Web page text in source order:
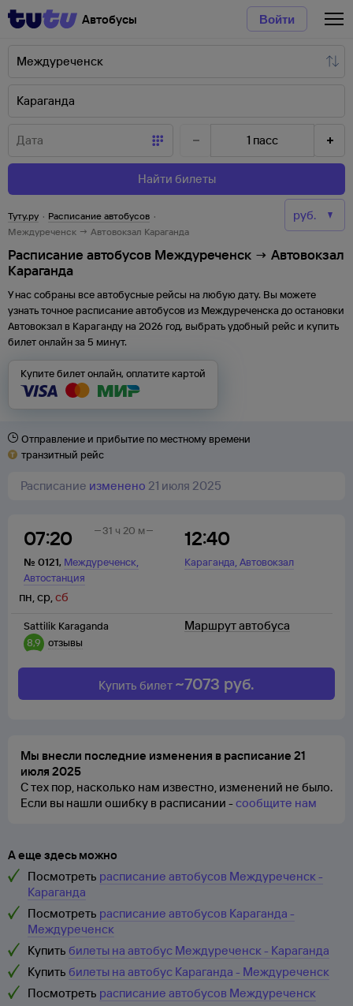
Автобусы Войти
1 пасс
Найти билеты
Туту.ру · Расписание автобусов ·
Междуреченск → Автовокзал Караганда
Расписание автобусов Междуреченск → Автовокзал
Караганда
У нас собраны все автобусные рейсы на любую дату. Вы можете
узнать точное расписание автобусов из Междуреченска доостановки
Автовокзал в Караганду на 2026 год, выбрать удобный рейс и купить
билет онлайн за 5 минут.
Купите билет онлайн, оплатите картой
Отправление и прибытие по местному времени
транзитный рейс
Расписание изменено 21 июля 2025
07:20
№ 0121, Междуреченск,
Автостанция
12:40
Караганда,Автовокзал
31 ч 20 м
Sattilik Karaganda
8,9
отзывы
пн,ср,сб
Маршрут автобуса
Купить билет ~7073 руб.
Мы внесли последние изменения в расписание 21
июля 2025
С тех пор, насколько нам известно, изменений не было.
Если вы нашли ошибку в расписании -сообщите нам
А еще здесь можно
Посмотреть расписание автобусов Междуреченск -
Караганда
Посмотреть расписание автобусов Караганда -
Междуреченск
Купить билеты на автобус Междуреченск - Караганда
Купить билеты на автобус Караганда - Междуреченск
Посмотреть расписание автобусов Междуреченск